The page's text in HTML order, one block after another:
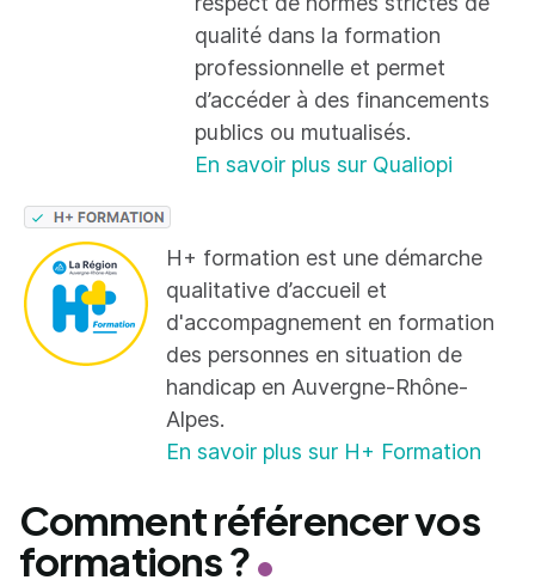
qualité dans la formation
professionnelle et permet
d’accéder à des financements
publics ou mutualisés.
En savoir plus sur Qualiopi
H+ formation est une démarche
qualitative d’accueil et
d'accompagnement en formation
des personnes en situation de
handicap en Auvergne-Rhône-
Alpes.
En savoir plus sur H+ Formation
Comment référencer vos
formations ?